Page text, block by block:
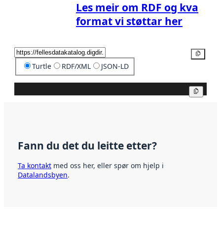
Les meir om RDF og kva
format vi støttar her
Turtle RDF/XML JSON-LD
Fann du det du leitte etter?
Ta kontakt med oss her, eller spør om hjelp i
Datalandsbyen.